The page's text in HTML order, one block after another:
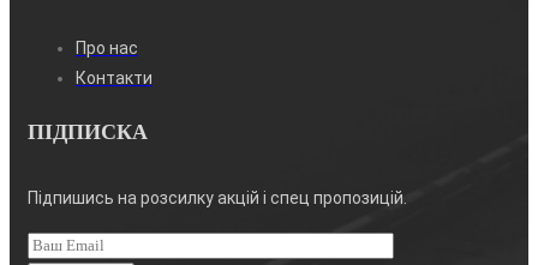
Про нас
Контакти
ПІДПИСКА
Підпишись на розсилку акцій і спец пропозицій.